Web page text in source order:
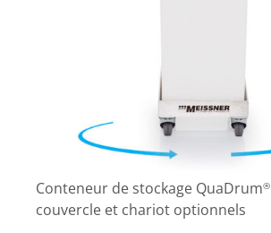
Conteneur de stockage QuaDrum®
couvercle et chariot optionnels